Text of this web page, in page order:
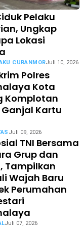
Pelaku
Ungkap
Lokasi
CURANMORJuli 10, 2026
Polres
Kota
Komplotan
Ganjal Kartu
Juli 09, 2026
TNI Bersama
Grup dan
Tampilkan
Wajah Baru
Perumahan
Juli 07, 2026